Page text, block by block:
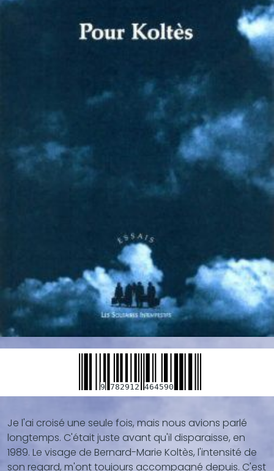
9 782912 464590
Blocs
de
contenu
(texte,
Je l'ai croisé une seule fois, mais nous avions parlé
longtemps. C'était juste avant qu'il disparaisse, en
1989. Le visage de Bernard-Marie Koltès, l'intensité de
son regard, m'ont toujours accompagné depuis. C'est